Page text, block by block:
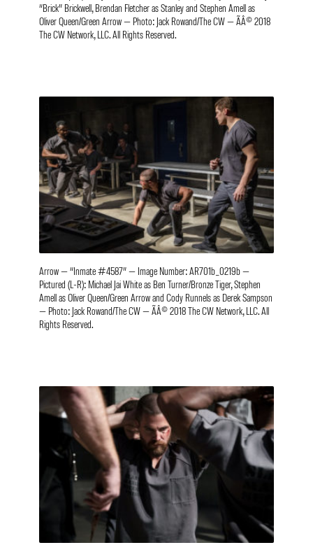
“Brick” Brickwell, Brendan Fletcher as Stanley and Stephen Amell as
Oliver Queen/Green Arrow — Photo: Jack Rowand/The CW — ÃÂ© 2018
The CW Network, LLC. All Rights Reserved.
Arrow — “Inmate #4587” — Image Number: AR701b_0219b —
Pictured (L-R): Michael Jai White as Ben Turner/Bronze Tiger, Stephen
Amell as Oliver Queen/Green Arrow and Cody Runnels as Derek Sampson
— Photo: Jack Rowand/The CW — ÃÂ© 2018 The CW Network, LLC. All
Rights Reserved.